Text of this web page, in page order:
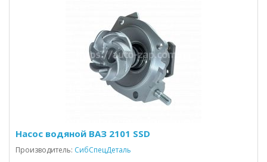
Насос водяной ВАЗ 2101 SSD
Производитель: СибСпецДеталь